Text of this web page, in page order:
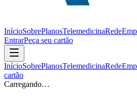
InícioSobrePlanosTelemedicinaRede
EntrarPeça seu cartão
InícioSobrePlanosTelemedicinaRede
cartão
Carregando…